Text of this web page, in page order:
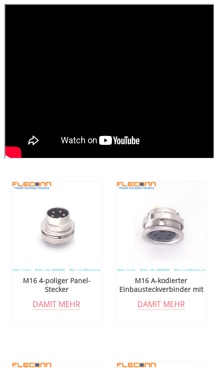
M16 4-poliger Panel-
Stecker
DAMIT MEHR
M16 A-kodierter
Einbausteckverbinder mit
Montage
DAMIT MEHR